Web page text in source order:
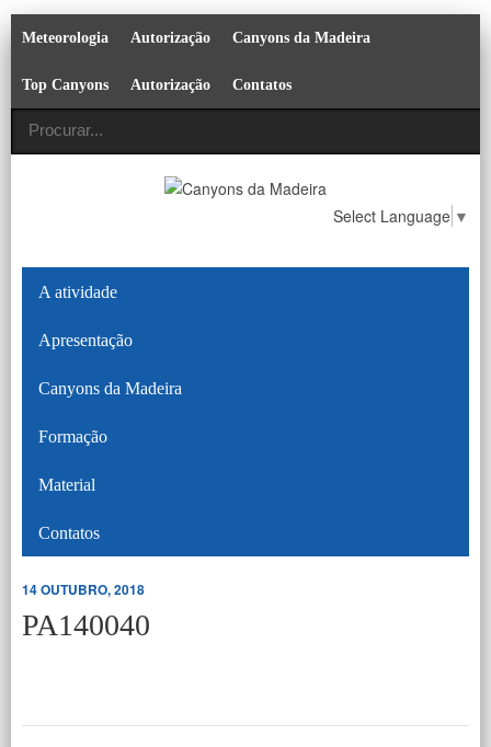
Meteorologia Autorização Canyons da Madeira
Top Canyons Autorização Contatos
Select Language ▼
A atividade
Apresentação
Canyons da Madeira
Formação
Material
Contatos
14 OUTUBRO, 2018
PA140040